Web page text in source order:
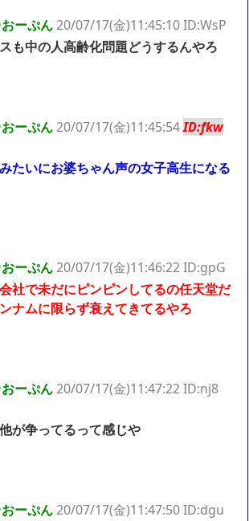
ーぷん20/07/17(金)11:45:10 ID:WsP
も中の人高齢化問題どうするんやろ
ーぷん20/07/17(金)11:45:54ID:fkw
たいにお婆ちゃん声の女子高生になる
ーぷん20/07/17(金)11:46:22 ID:gpG
社で未だにピンピンしてるの任天堂だ
ナムに限らず衰えてきてるやろ
ーぷん20/07/17(金)11:47:22 ID:nj8
が争ってるって感じや
ーぷん20/07/17(金)11:47:50 ID:dgu